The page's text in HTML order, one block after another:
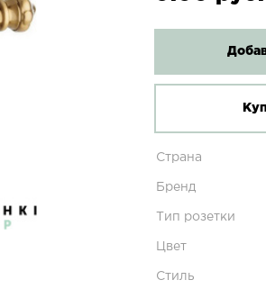
Страна
Бренд
Тип розетки
Цвет
Стиль